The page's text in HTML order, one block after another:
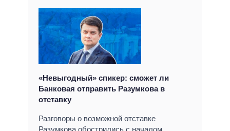
«Невыгодный» спикер: сможет ли
Банковая отправить Разумкова в
отставку
Разговоры о возможной отставке
Разумкова обострились с началом